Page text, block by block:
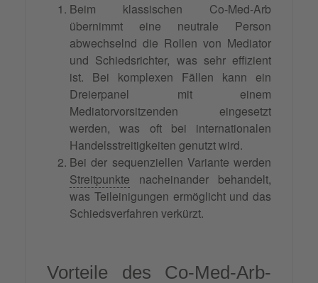
Beim klassischen Co-Med-Arb
übernimmt eine neutrale Person
abwechselnd die Rollen von Mediator
und Schiedsrichter, was sehr effizient
ist. Bei komplexen Fällen kann ein
Dreierpanel mit einem
Mediatorvorsitzenden eingesetzt
werden, was oft bei internationalen
Handelsstreitigkeiten genutzt wird.
Bei der sequenziellen Variante werden
Streitpunkte nacheinander behandelt,
was Teileinigungen ermöglicht und das
Schiedsverfahren verkürzt.
Vorteile des Co-Med-Arb-